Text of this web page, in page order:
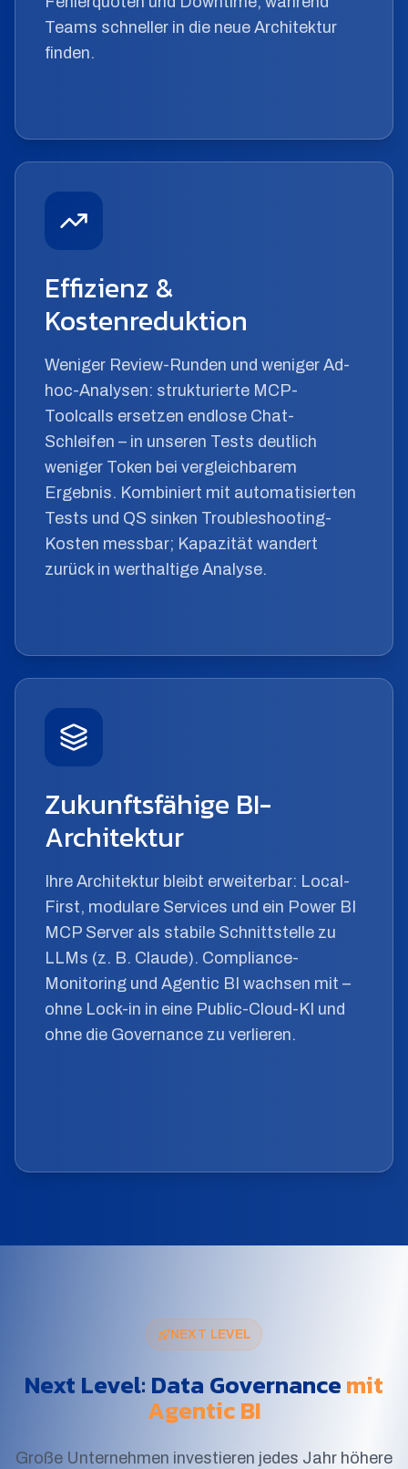
Teams schneller in die neue Architektur
finden.
Effizienz &
Kostenreduktion
Weniger Review-Runden und weniger Ad-
hoc-Analysen: strukturierte MCP-
Toolcalls ersetzen endlose Chat-
Schleifen – in unseren Tests deutlich
weniger Token bei vergleichbarem
Ergebnis. Kombiniert mit automatisierten
Tests und QS sinken Troubleshooting-
Kosten messbar; Kapazität wandert
zurück in werthaltige Analyse.
Zukunftsfähige BI-
Architektur
Ihre Architektur bleibt erweiterbar: Local-
First, modulare Services und ein Power BI
MCP Server als stabile Schnittstelle zu
LLMs (z. B. Claude). Compliance-
Monitoring und Agentic BI wachsen mit –
ohne Lock-in in eine Public-Cloud-KI und
ohne die Governance zu verlieren.
NEXT LEVEL
Next Level: Data Governancemit
Agentic BI
Große Unternehmen investieren jedes Jahr höhere